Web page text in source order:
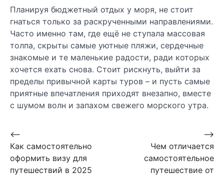
Планируя бюджетный отдых у моря, не стоит
гнаться только за раскрученными направлениями.
Часто именно там, где ещё не ступала массовая
толпа, скрыты самые уютные пляжи, сердечные
знакомые и те маленькие радости, ради которых
хочется ехать снова. Стоит рискнуть, выйти за
пределы привычной карты туров – и пусть самые
приятные впечатления приходят внезапно, вместе
с шумом волн и запахом свежего морского утра.
Навигация
по
записям
⟵
Как самостоятельно
оформить визу для
путешествий в 2025
Чем отличается
самостоятельное
путешествие от
⟶